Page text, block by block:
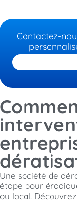
Contactez-
Une société de
étape pour
ou local.